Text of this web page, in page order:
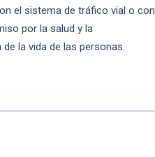
el sistema de tráfico vial o con
por la salud y la
la vida de las personas.